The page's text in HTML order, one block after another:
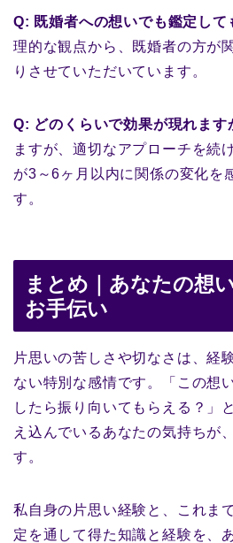
Q: 既婚者への想いでも鑑定して
理的な観点から、既婚者の方が
りさせていただいています。
Q: どのくらいで効果が現れます
ますが、適切なアプローチを続
が3～6ヶ月以内に関係の変化を
す。
まとめ｜あなたの想
お手伝い
片思いの苦しさや切なさは、経
ない特別な感情です。「この想
したら振り向いてもらえる？」
え込んでいるあなたの気持ちが
す。
私自身の片思い経験と、これま
定を通して得た知識と経験を、